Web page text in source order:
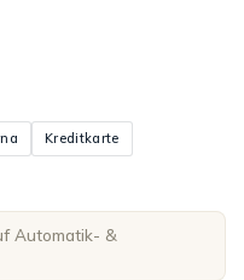
Kreditkarte
Automatik- &